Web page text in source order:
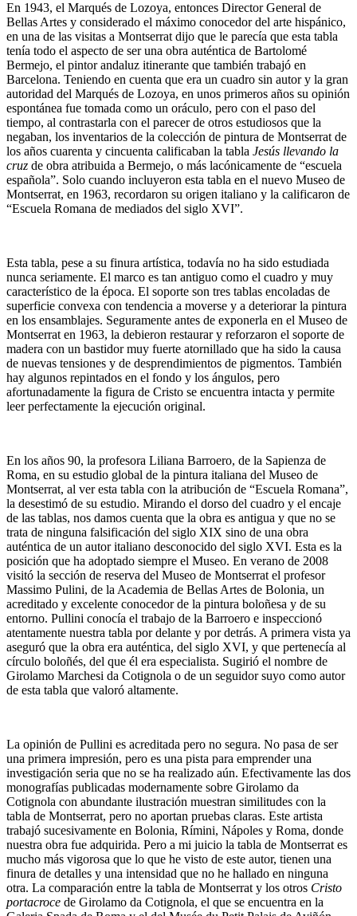
En 1943, el Marqués de Lozoya, entonces Director General de
Bellas Artes y considerado el máximo conocedor del arte hispánico,
en una de las visitas a Montserrat dijo que le parecía que esta tabla
tenía todo el aspecto de ser una obra auténtica de Bartolomé
Bermejo, el pintor andaluz itinerante que también trabajó en
Barcelona. Teniendo en cuenta que era un cuadro sin autor y la gran
autoridad del Marqués de Lozoya, en unos primeros años su opinión
espontánea fue tomada como un oráculo, pero con el paso del
tiempo, al contrastarla con el parecer de otros estudiosos que la
negaban, los inventarios de la colección de pintura de Montserrat de
los años cuarenta y cincuenta calificaban la tabla Jesús llevando la
cruz de obra atribuida a Bermejo, o más lacónicamente de “escuela
española”. Solo cuando incluyeron esta tabla en el nuevo Museo de
Montserrat, en 1963, recordaron su origen italiano y la calificaron de
“Escuela Romana de mediados del siglo XVI”.
Esta tabla, pese a su finura artística, todavía no ha sido estudiada
nunca seriamente. El marco es tan antiguo como el cuadro y muy
característico de la época. El soporte son tres tablas encoladas de
superficie convexa con tendencia a moverse y a deteriorar la pintura
en los ensamblajes. Seguramente antes de exponerla en el Museo de
Montserrat en 1963, la debieron restaurar y reforzaron el soporte de
madera con un bastidor muy fuerte atornillado que ha sido la causa
de nuevas tensiones y de desprendimientos de pigmentos. También
hay algunos repintados en el fondo y los ángulos, pero
afortunadamente la figura de Cristo se encuentra intacta y permite
leer perfectamente la ejecución original.
En los años 90, la profesora Liliana Barroero, de la Sapienza de
Roma, en su estudio global de la pintura italiana del Museo de
Montserrat, al ver esta tabla con la atribución de “Escuela Romana”,
la desestimó de su estudio. Mirando el dorso del cuadro y el encaje
de las tablas, nos damos cuenta que la obra es antigua y que no se
trata de ninguna falsificación del siglo XIX sino de una obra
auténtica de un autor italiano desconocido del siglo XVI. Esta es la
posición que ha adoptado siempre el Museo. En verano de 2008
visitó la sección de reserva del Museo de Montserrat el profesor
Massimo Pulini, de la Academia de Bellas Artes de Bolonia, un
acreditado y excelente conocedor de la pintura boloñesa y de su
entorno. Pullini conocía el trabajo de la Barroero e inspeccionó
atentamente nuestra tabla por delante y por detrás. A primera vista ya
aseguró que la obra era auténtica, del siglo XVI, y que pertenecía al
círculo boloñés, del que él era especialista. Sugirió el nombre de
Girolamo Marchesi da Cotignola o de un seguidor suyo como autor
de esta tabla que valoró altamente.
La opinión de Pullini es acreditada pero no segura. No pasa de ser
una primera impresión, pero es una pista para emprender una
investigación seria que no se ha realizado aún. Efectivamente las dos
monografías publicadas modernamente sobre Girolamo da
Cotignola con abundante ilustración muestran similitudes con la
tabla de Montserrat, pero no aportan pruebas claras. Este artista
trabajó sucesivamente en Bolonia, Rímini, Nápoles y Roma, donde
nuestra obra fue adquirida. Pero a mi juicio la tabla de Montserrat es
mucho más vigorosa que lo que he visto de este autor, tienen una
finura de detalles y una intensidad que no he hallado en ninguna
otra. La comparación entre la tabla de Montserrat y los otros Cristo
portacroce de Girolamo da Cotignola, el que se encuentra en la